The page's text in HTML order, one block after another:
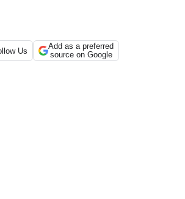
Us
Add as a preferred
source on Google